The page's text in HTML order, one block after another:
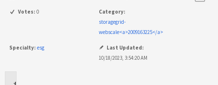
Votes: 0
Category:
storagegrid-
webscale<a>2009163225</a>
Specialty: esg
Last Updated:
10/18/2023, 3:54:20 AM